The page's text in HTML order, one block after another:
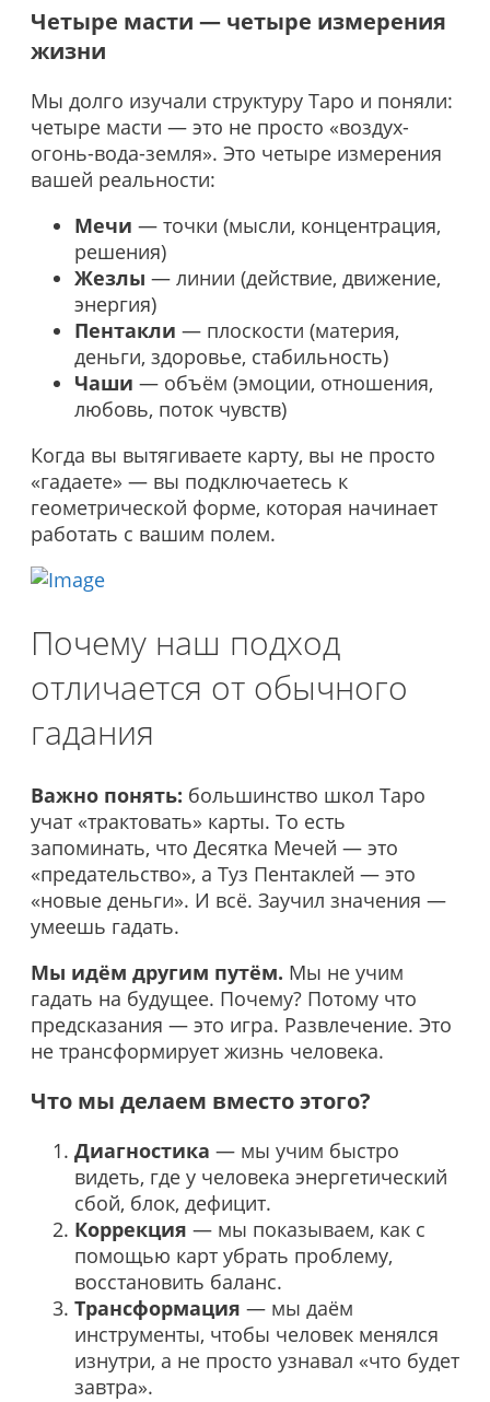
Четыре масти — четыре измерения
жизни
Мы долго изучали структуру Таро и поняли:
четыре масти — это не просто «воздух-
огонь-вода-земля». Это четыре измерения
вашей реальности:
Мечи — точки (мысли, концентрация,
решения)
Жезлы — линии (действие, движение,
энергия)
Пентакли — плоскости (материя,
деньги, здоровье, стабильность)
Чаши — объём (эмоции, отношения,
любовь, поток чувств)
Когда вы вытягиваете карту, вы не просто
«гадаете» — вы подключаетесь к
геометрической форме, которая начинает
работать с вашим полем.
Почему наш подход
отличается от обычного
гадания
Важно понять: большинство школ Таро
учат «трактовать» карты. То есть
запоминать, что Десятка Мечей — это
«предательство», а Туз Пентаклей — это
«новые деньги». И всё. Заучил значения —
умеешь гадать.
Мы идём другим путём. Мы не учим
гадать на будущее. Почему? Потому что
предсказания — это игра. Развлечение. Это
не трансформирует жизнь человека.
Что мы делаем вместо этого?
Диагностика — мы учим быстро
видеть, где у человека энергетический
сбой, блок, дефицит.
Коррекция — мы показываем, как с
помощью карт убрать проблему,
восстановить баланс.
Трансформация — мы даём
инструменты, чтобы человек менялся
изнутри, а не просто узнавал «что будет
завтра».